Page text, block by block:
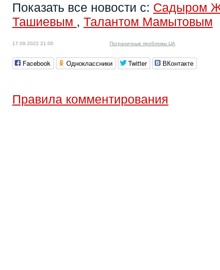
Показать все новости с: Садыром
Ташиевым , Талантом Мамытовым
17.09.2022 21:00 Пограничные проблемы ЦА
Facebook Одноклассники Twitter ВКонтакте
Правила комментирования